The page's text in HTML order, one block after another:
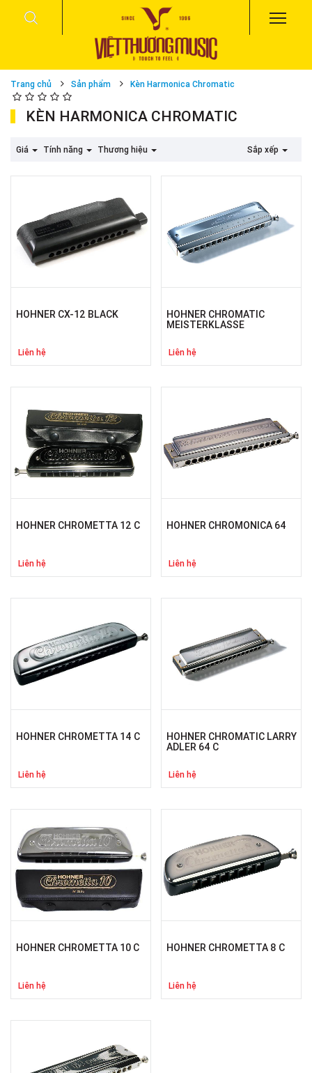
Trang chủ Sản phẩm Kèn Harmonica Chromatic
KÈN HARMONICA CHROMATIC
Giá Tính năng Thương hiệu Sắp xếp
HOHNER CX-12 BLACK
Liên hệ
HOHNER CHROMATIC
MEISTERKLASSE
Liên hệ
HOHNER CHROMETTA 12 C
Liên hệ
HOHNER CHROMONICA 64
Liên hệ
HOHNER CHROMETTA 14 C
Liên hệ
HOHNER CHROMATIC LARRY
ADLER 64 C
Liên hệ
HOHNER CHROMETTA 10 C
Liên hệ
HOHNER CHROMETTA 8 C
Liên hệ